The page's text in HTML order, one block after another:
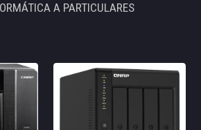
A PARTICULARES